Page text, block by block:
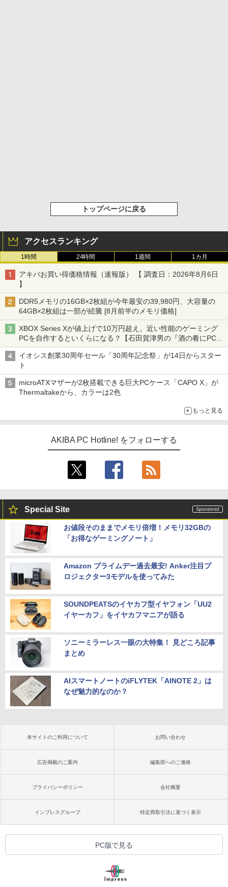
トップページに戻る
アクセスランキング
1時間 24時間 1週間 1カ月
アキバお買い得価格情報（速報版） 【 調査日：2026年8月6日
】
DDR5メモリの16GB×2枚組が今年最安の39,980円、大容量の
64GB×2枚組は一部が続騰 [8月前半のメモリ価格]
XBOX Series Xが値上げで10万円超え。近い性能のゲーミング
PCを自作するといくらになる？【石田賀津男の『酒の肴にPCゲ
ーム』】
イオシス創業30周年セール「30周年記念祭」が14日からスター
ト
microATXマザーが2枚搭載できる巨大PCケース「CAPO X」が
Thermaltakeから、カラーは2色
もっと見る
AKIBA PC Hotline! をフォローする
Special Site
お値段そのままでメモリ倍増！メモリ32GBの
「お得なゲーミングノート」
Amazon プライムデー過去最安! Anker注目プ
ロジェクター3モデルを使ってみた
SOUNDPEATSのイヤカフ型イヤフォン「UU2
イヤーカフ」をイヤカフマニアが語る
ソニーミラーレス一眼の大特集！ 見どころ記事
まとめ
AIスマートノートのiFLYTEK「AINOTE 2」は
なぜ魅力的なのか？
本サイトのご利用について お問い合わせ
広告掲載のご案内 編集部へのご連絡
プライバシーポリシー 会社概要
インプレスグループ 特定商取引法に基づく表示
PC版で見る